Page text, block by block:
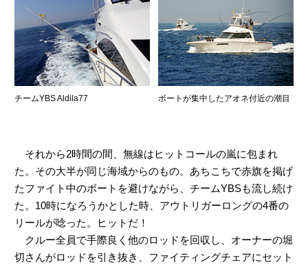
チームYBS Aldila77 ボートが集中したアオネ付近の潮目
それから2時間の間、無線はヒットコールの嵐に包まれ
た。その大半が同じ海域からのもの。あちこちで赤旗を掲げ
たファイト中のボートを避けながら、チームYBSも流し続け
た。10時になろうかとした時、アウトリガーロングの4番の
リールが唸った。ヒットだ！
クルー全員で手際良く他のロッドを回収し、オーナーの堀
切さんがロッドを引き抜き、ファイティングチェアにセット